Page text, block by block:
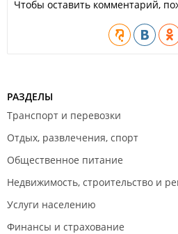
Чтобы оставить комментарий,
РАЗДЕЛЫ
Транспорт и перевозки
Отдых, развлечения, спорт
Общественное питание
Недвижимость, строительство и
Услуги населению
Финансы и страхование